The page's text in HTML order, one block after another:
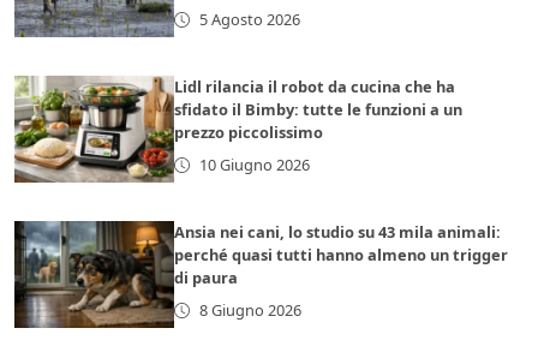
5 Agosto 2026
Lidl rilancia il robot da cucina che ha
sfidato il Bimby: tutte le funzioni a un
prezzo piccolissimo
10 Giugno 2026
Ansia nei cani, lo studio su 43 mila animali:
perché quasi tutti hanno almeno un trigger
di paura
8 Giugno 2026